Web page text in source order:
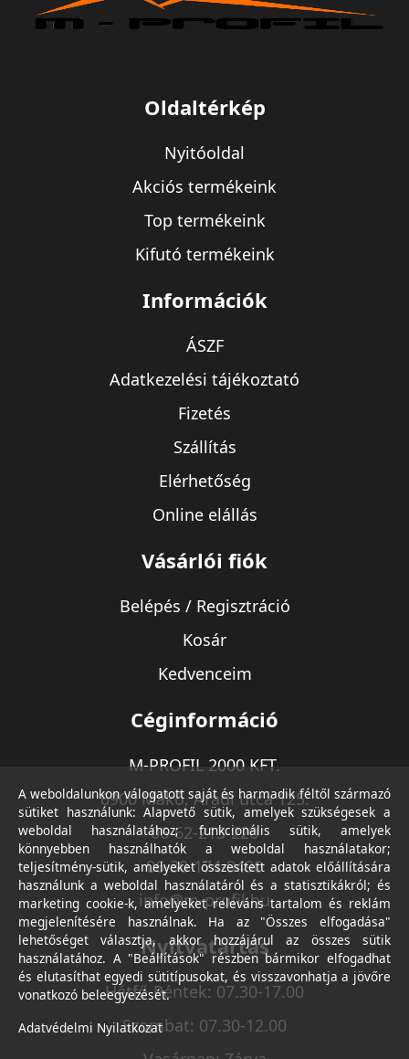
Oldaltérkép
Nyitóoldal
Akciós termékeink
Top termékeink
Kifutó termékeink
Információk
ÁSZF
Adatkezelési tájékoztató
Fizetés
Szállítás
Elérhetőség
Online elállás
Vásárlói fiók
Belépés / Regisztráció
Kosár
Kedvenceim
Céginformáció
M-PROFIL 2000 KFT.
6900 Makó, Aradi utca 125.
06-62-213-220
06-30-174-9490
info@m-profil.hu
Nyitvatartás
Hétfő-Péntek: 07.30-17.00
Szombat: 07.30-12.00
A weboldalunkon válogatott saját és harmadik féltől származó
sütiket használunk: Alapvető sütik, amelyek szükségesek a
weboldal használatához; funkcionális sütik, amelyek
könnyebben használhatók a weboldal használatakor;
teljesítmény-sütik, amelyeket összesített adatok előállítására
használunk a weboldal használatáról és a statisztikákról; és
marketing cookie-k, amelyeket releváns tartalom és reklám
megjelenítésére használnak. Ha az "Összes elfogadása"
lehetőséget választja, akkor hozzájárul az összes sütik
használatához. A "Beállítások" részben bármikor elfogadhat
és elutasíthat egyedi sütitípusokat, és visszavonhatja a jövőre
vonatkozó beleegyezését.
Adatvédelmi Nyilatkozat